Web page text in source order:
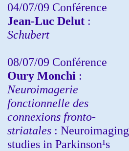
04/07/09 Conférence
Jean-Luc Delut :
Schubert
08/07/09 Conférence
Oury Monchi :
Neuroimagerie
fonctionnelle des
connexions fronto-
striatales : Neuroimaging
studies in Parkinson¹s